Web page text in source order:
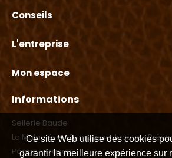
Ce site Web utilise des cookies
garantir la meilleure expérience sur
Conseils
L'entreprise
Mon espace
Informations
Sellerie Baude
La Maladière - 3, impasse Jacques
Péage - France